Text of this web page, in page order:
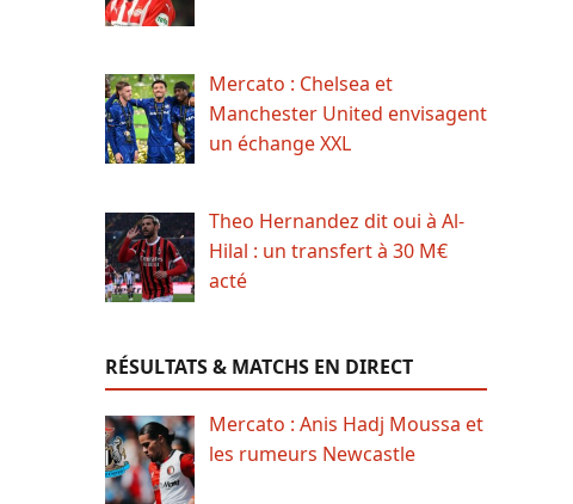
Mercato : Chelsea et
Manchester United envisagent
un échange XXL
Theo Hernandez dit oui à Al-
Hilal : un transfert à 30 M€
acté
RÉSULTATS & MATCHS EN DIRECT
Mercato : Anis Hadj Moussa et
les rumeurs Newcastle